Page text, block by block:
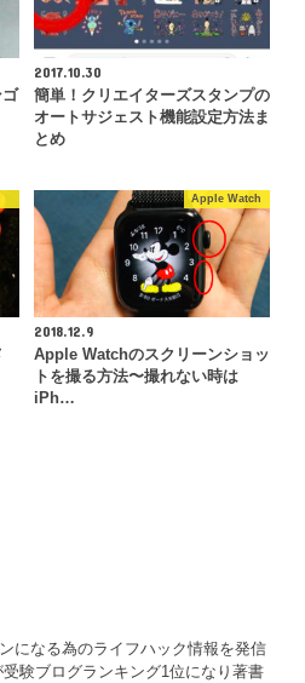
2017.10.30
簡単！クリエイターズスタンプの
オートサジェスト機能設定方法ま
とめ
Apple Watch
2018.12.9
Apple Watchのスクリーンショッ
トを撮る方法〜撮れない時は
iPh…
になる為のライフハック情報を発信
験ブログランキング1位になり著書